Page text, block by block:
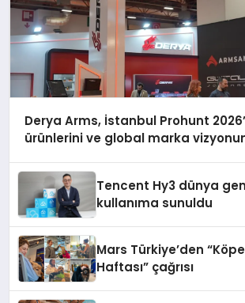
Derya Arms, İstanbul Prohunt
ürünlerini ve global marka
Tencent Hy3 dünya
kullanıma sunuldu
Mars Türkiye’den
Haftası” çağrısı